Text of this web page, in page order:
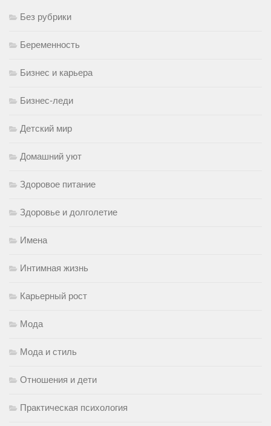
Без рубрики
Беременность
Бизнес и карьера
Бизнес-леди
Детский мир
Домашний уют
Здоровое питание
Здоровье и долголетие
Имена
Интимная жизнь
Карьерный рост
Мода
Мода и стиль
Отношения и дети
Практическая психология